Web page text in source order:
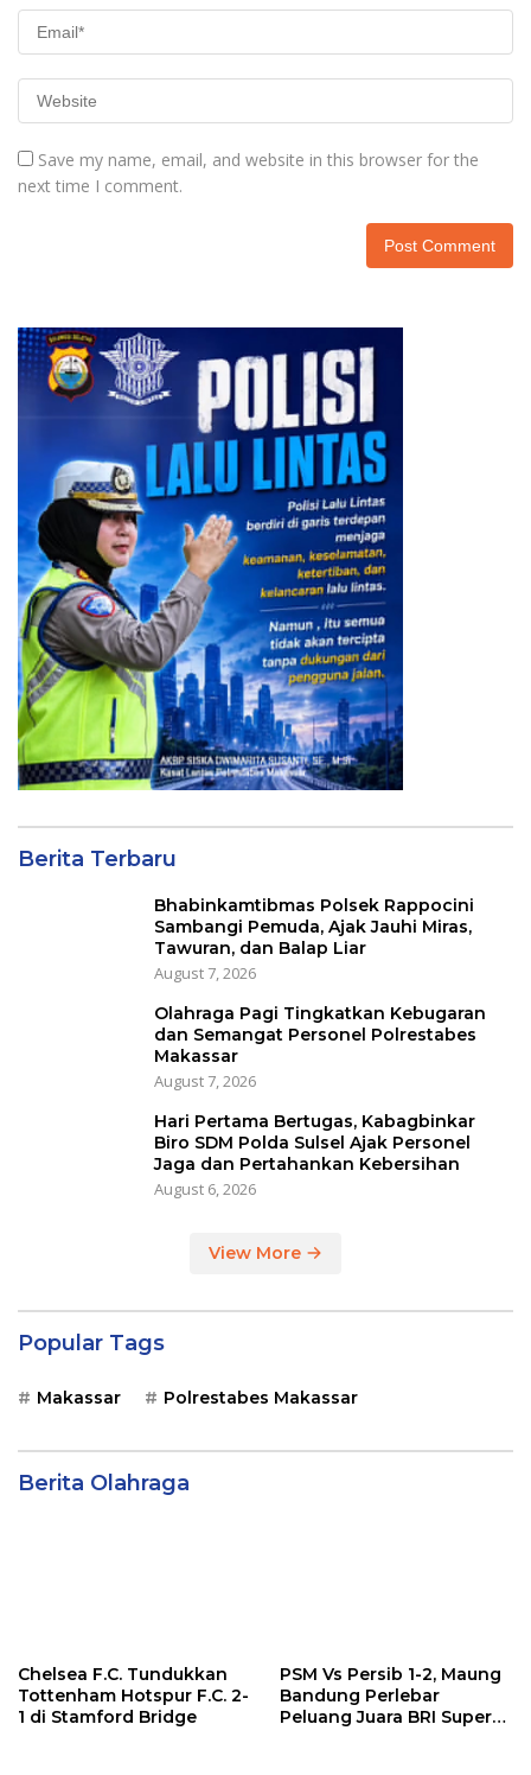
Save my name, email, and website in this browser for the
next time I comment.
Berita Terbaru
Bhabinkamtibmas Polsek Rappocini
Sambangi Pemuda, Ajak Jauhi Miras,
Tawuran, dan Balap Liar
August 7, 2026
Olahraga Pagi Tingkatkan Kebugaran
dan Semangat Personel Polrestabes
Makassar
August 7, 2026
Hari Pertama Bertugas, Kabagbinkar
Biro SDM Polda Sulsel Ajak Personel
Jaga dan Pertahankan Kebersihan
August 6, 2026
View More
Popular Tags
Makassar Polrestabes Makassar
Berita Olahraga
Chelsea F.C. Tundukkan
Tottenham Hotspur F.C. 2-
1 di Stamford Bridge
PSM Vs Persib 1-2, Maung
Bandung Perlebar
Peluang Juara BRI Super